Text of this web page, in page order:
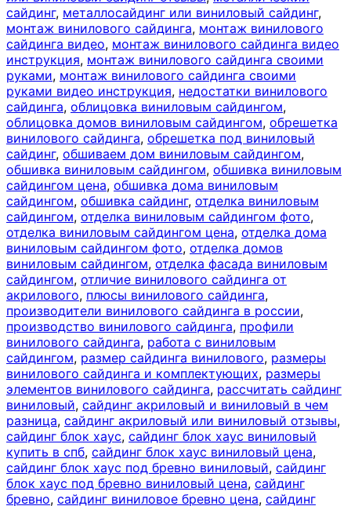
сайдинг, металлосайдинг или виниловый сайдинг,
монтаж винилового сайдинга, монтаж винилового
сайдинга видео, монтаж винилового сайдинга видео
инструкция, монтаж винилового сайдинга своими
руками, монтаж винилового сайдинга своими
руками видео инструкция, недостатки винилового
сайдинга, облицовка виниловым сайдингом,
облицовка домов виниловым сайдингом, обрешетка
винилового сайдинга, обрешетка под виниловый
сайдинг, обшиваем дом виниловым сайдингом,
обшивка виниловым сайдингом, обшивка виниловым
сайдингом цена, обшивка дома виниловым
сайдингом, обшивка сайдинг, отделка виниловым
сайдингом, отделка виниловым сайдингом фото,
отделка виниловым сайдингом цена, отделка дома
виниловым сайдингом фото, отделка домов
виниловым сайдингом, отделка фасада виниловым
сайдингом, отличие винилового сайдинга от
акрилового, плюсы винилового сайдинга,
производители винилового сайдинга в россии,
производство винилового сайдинга, профили
винилового сайдинга, работа с виниловым
сайдингом, размер сайдинга винилового, размеры
винилового сайдинга и комплектующих, размеры
элементов винилового сайдинга, рассчитать сайдинг
виниловый, сайдинг акриловый и виниловый в чем
разница, сайдинг акриловый или виниловый отзывы,
сайдинг блок хаус, сайдинг блок хаус виниловый
купить в спб, сайдинг блок хаус виниловый цена,
сайдинг блок хаус под бревно виниловый, сайдинг
блок хаус под бревно виниловый цена, сайдинг
бревно, сайдинг виниловое бревно цена, сайдинг